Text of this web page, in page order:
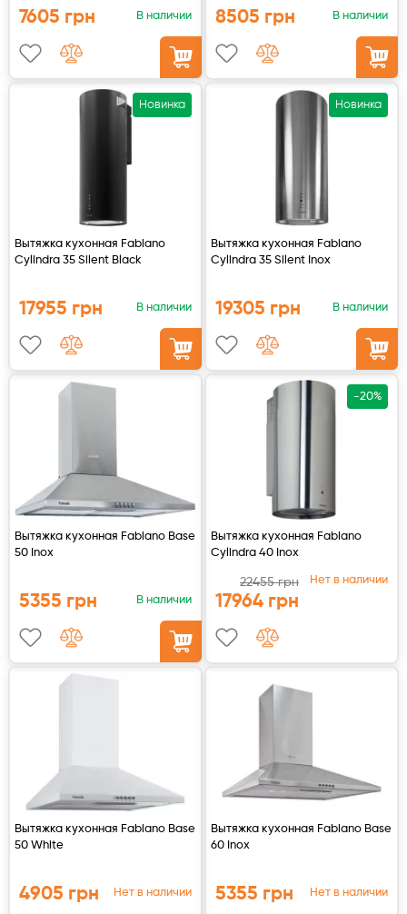
Духовые шкафы
Варочные поверхности
Стиральные машины
Сантехника
7605 грн В наличии 8505 грн В наличии
Новинка
Вытяжка кухонная Fabiano
Cylindra 35 Silent Black
17955 грн В наличии
Новинка
Вытяжка кухонная Fabiano
Cylindra 35 Silent Inox
19305 грн В наличии
Вытяжка кухонная Fabiano Base
50 Inox
5355 грн В наличии
-20%
Вытяжка кухонная Fabiano
Cylindra 40 Inox
22455 грн
17964 грн
Нет в наличии
Вытяжка кухонная Fabiano Base
50 White
4905 грн Нет в наличии
Вытяжка кухонная Fabiano Base
60 Inox
5355 грн Нет в наличии